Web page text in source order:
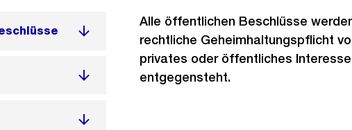
Alle öffentlichen Beschlüsse
rechtliche Geheimhaltungspflicht
privates oder öffentliches
entgegensteht.